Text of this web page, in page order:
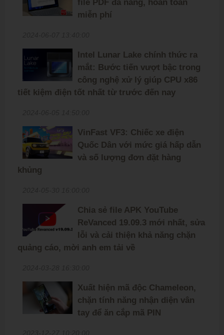
file PDF đa năng, hoàn toàn
miễn phí
Intel Lunar Lake chính thức ra
mắt: Bước tiến vượt bậc trong
công nghệ xử lý giúp CPU x86
tiết kiệm điện tốt nhất từ trước đến nay
VinFast VF3: Chiếc xe điện
Quốc Dân với mức giá hấp dẫn
và số lượng đơn đặt hàng
khủng
Chia sẻ file APK YouTube
ReVanced 19.09.3 mới nhất, sửa
lỗi và cải thiện khả năng chặn
quảng cáo, mời anh em tải về
Xuất hiện mã độc Chameleon,
chặn tính năng nhận diện vân
tay để ăn cắp mã PIN